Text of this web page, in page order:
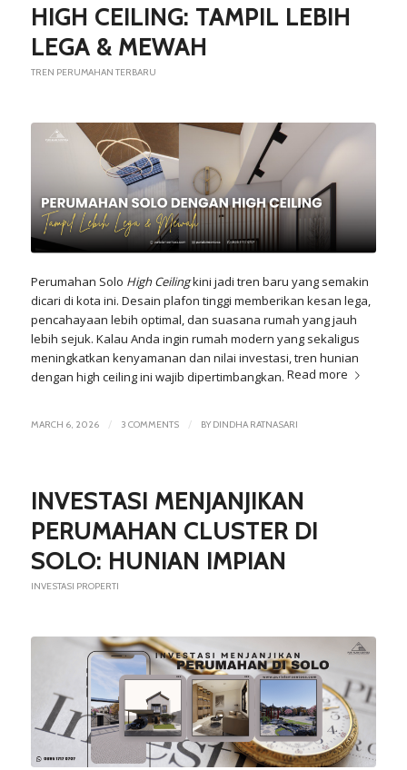
HIGH CEILING: TAMPIL LEBIH
LEGA & MEWAH
TREN PERUMAHAN TERBARU
Perumahan Solo High Ceilingkini jadi tren baru yang semakin
dicari di kota ini. Desain plafon tinggi memberikan kesan lega,
pencahayaan lebih optimal, dan suasana rumah yang jauh
lebih sejuk. Kalau Anda ingin rumah modern yang sekaligus
meningkatkan kenyamanan dan nilai investasi, tren hunian
dengan high ceilingini wajib dipertimbangkan. Read more
MARCH 6, 2026 / 3 COMMENTS / BYDINDHA RATNASARI
INVESTASI MENJANJIKAN
PERUMAHAN CLUSTER DI
SOLO: HUNIAN IMPIAN
INVESTASI PROPERTI